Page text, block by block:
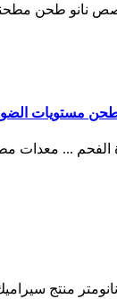
طحن مستويات